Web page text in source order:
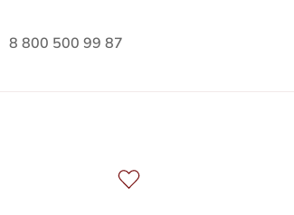
8 800 500 99 87